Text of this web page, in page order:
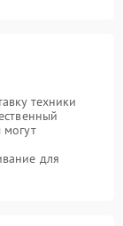
техники
для